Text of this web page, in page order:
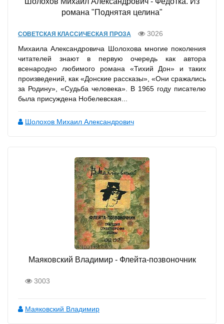
романа "Поднятая целина"
СОВЕТСКАЯ КЛАССИЧЕСКАЯ ПРОЗА
3026
Михаила Александровича Шолохова многие поколения
читателей знают в первую очередь как автора
всенародно любимого романа «Тихий Дон» и таких
произведений, как «Донские рассказы», «Они сражались
за Родину», «Судьба человека». В 1965 году писателю
была присуждена Нобелевская...
Шолохов Михаил Александрович
Маяковский Владимир - Флейта-позвоночник
3003
Маяковский Владимир